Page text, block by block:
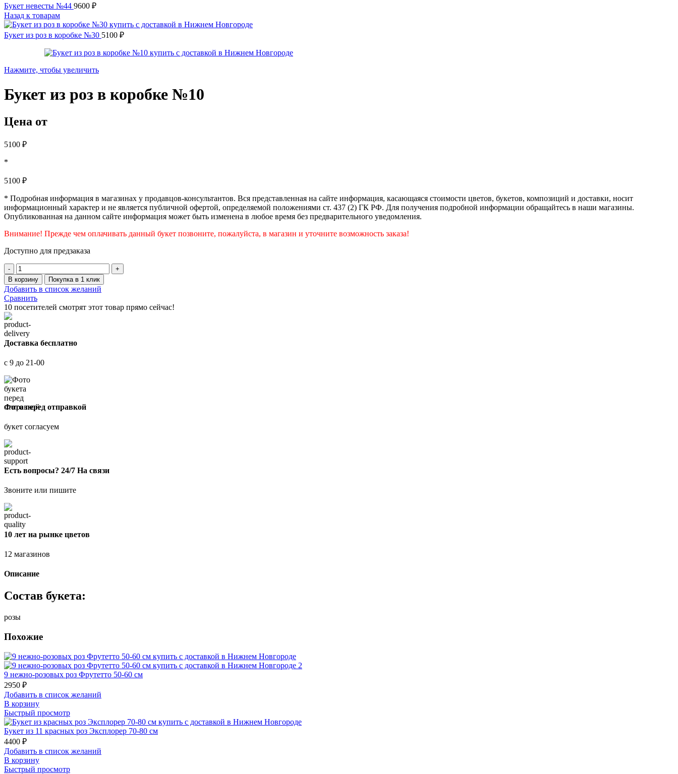
Букет невесты №44 9600 ₽
Назад к товарам
Букет из роз в коробке №30 5100 ₽
Нажмите, чтобы увеличить
Букет из роз в коробке №10
Цена от
5100 ₽
*
5100 ₽
* Подробная информация в магазинах у продавцов-консультантов. Вся представленная на сайте информация, касающаяся стоимости цветов, букетов, композиций и доставки, носит
информационный характер и не является публичной офертой, определяемой положениями ст. 437 (2) ГК РФ. Для получения подробной информации обращайтесь в наши магазины.
Опубликованная на данном сайте информация может быть изменена в любое время без предварительного уведомления.
Внимание! Прежде чем оплачивать данный букет позвоните, пожалуйста, в магазин и уточните возможность заказа!
Доступно для предзаказа
Количество
товара
Букет
из
роз
в
коробке
№10
В корзину Покупка в 1 клик
Добавить в список желаний
Сравнить
10 посетителей смотрят этот товар прямо сейчас!
Доставка бесплатно
с 9 до 21-00
Фото перед отправкой
букет согласуем
Есть вопросы? 24/7 На связи
Звоните или пишите
10 лет на рынке цветов
12 магазинов
Описание
Состав букета:
розы
Похожие
9 нежно-розовых роз Фрутетто 50-60 см
2950 ₽
Добавить в список желаний
В корзину
Быстрый просмотр
Букет из 11 красных роз Эксплорер 70-80 см
4400 ₽
Добавить в список желаний
В корзину
Быстрый просмотр